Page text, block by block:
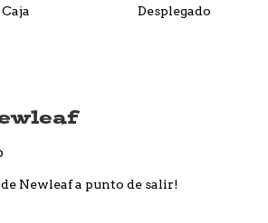
Newleaf a punto de salir!